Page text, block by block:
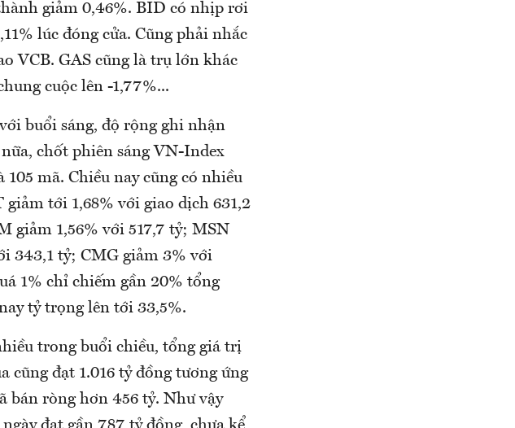
giảm 0,46%. BID có nhịp rơi
lúc đóng cửa. Cũng phải nhắc
VCB. GAS cũng là trụ lớn khác
cuộc lên -1,77%...
buổi sáng, độ rộng ghi nhận
chốt phiên sáng VN-Index
mã. Chiều nay cũng có nhiều
tới 1,68% với giao dịch 631,2
giảm 1,56% với 517,7 tỷ; MSN
343,1 tỷ; CMG giảm 3% với
1% chỉ chiếm gần 20% tổng
tỷ trọng lên tới 33,5%.
trong buổi chiều, tổng giá trị
cũng đạt 1.016 tỷ đồng tương ứng
bán ròng hơn 456 tỷ. Như vậy